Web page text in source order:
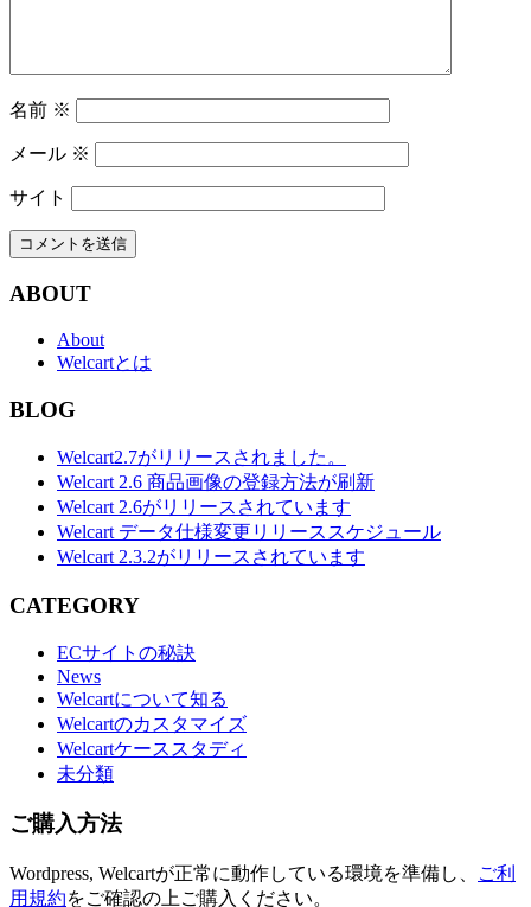
名前 ※
メール ※
サイト
ABOUT
About
Welcartとは
BLOG
Welcart2.7がリリースされました。
Welcart 2.6 商品画像の登録方法が刷新
Welcart 2.6がリリースされています
Welcart データ仕様変更リリーススケジュール
Welcart 2.3.2がリリースされています
CATEGORY
ECサイトの秘訣
News
Welcartについて知る
Welcartのカスタマイズ
Welcartケーススタディ
未分類
ご購入方法
Wordpress, Welcartが正常に動作している環境を準備し、
ご利
用規約をご確認の上ご購入ください。